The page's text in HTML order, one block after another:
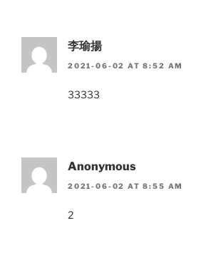
李瑜揚
2021-06-02 AT 8:52 AM
33333
Anonymous
2021-06-02 AT 8:55 AM
2